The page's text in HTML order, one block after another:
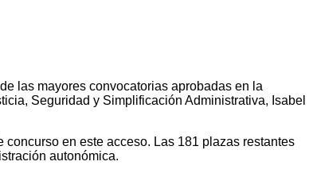
las mayores convocatorias aprobadas en la
Seguridad y Simplificación Administrativa, Isabel
en este acceso. Las 181 plazas restantes
autonómica.